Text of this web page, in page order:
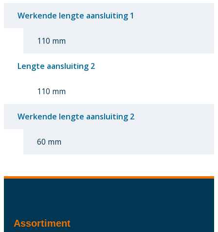
Werkende lengte aansluiting 1
110 mm
Lengte aansluiting 2
110 mm
Werkende lengte aansluiting 2
60 mm
Assortiment